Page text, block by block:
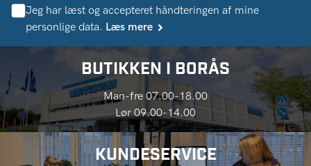
Jeg har læst og accepteret håndteringen af ​​mine
personlige data. Læs mere
BUTIKKEN I BORÅS
Man-fre 07.00-18.00
Lør 09.00-14.00
KUNDESERVICE